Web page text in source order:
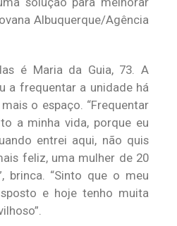
Albuquerque/Agência
é Maria da Guia, 73. A
a frequentar a unidade há
o espaço. “Frequentar
a minha vida, porque eu
entrei aqui, não quis
feliz, uma mulher de 20
brinca. “Sinto que o meu
e hoje tenho muita